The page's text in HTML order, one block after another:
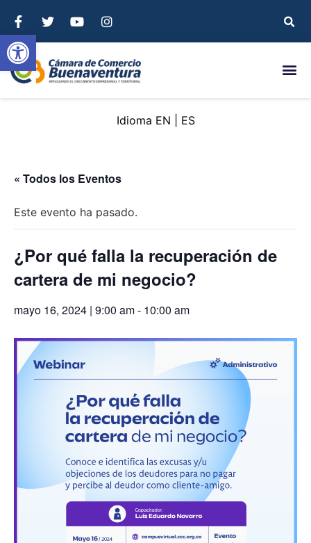
Abrir barra de herramientas
EN ES
« Todos los Eventos
Este evento ha pasado.
¿Por qué falla la recuperación de
cartera de mi negocio?
mayo 16, 2024 | 9:00 am- 10:00 am